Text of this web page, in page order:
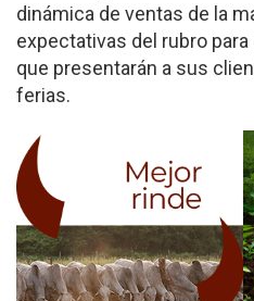
dinámica de ventas de la
expectativas del rubro
que presentarán a sus
ferias.